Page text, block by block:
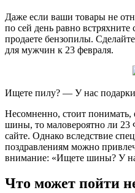
Даже если ваши товары не
по сей день равно
продаете бензопилы.
для мужчин к 23 февраля.
Ищете пилу? — У нас
Несомненно, стоит
шины, то маловероятно ли 23
сайте. Однако вследствие
поздравлениям можно
внимание: «Ищете шины? У
Что может пойти